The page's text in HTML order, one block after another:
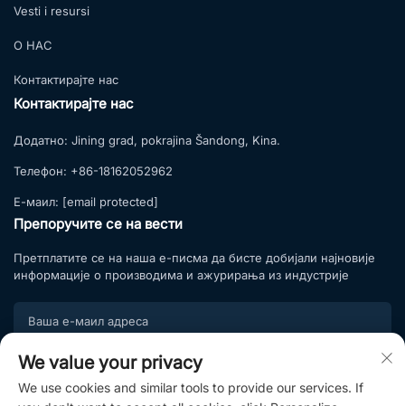
Vesti i resursi
О НАС
Контактирајте нас
Контактирајте нас
Додатно: Jining grad, pokrajina Šandong, Kina.
Телефон: +86-18162052962
Е-маил: [email protected]
Препоручите се на вести
Претплатите се на наша е-писма да бисте добијали најновије
информације о производима и ажурирања из индустрије
Подпишите се
We value your privacy
We use cookies and similar tools to provide our services. If